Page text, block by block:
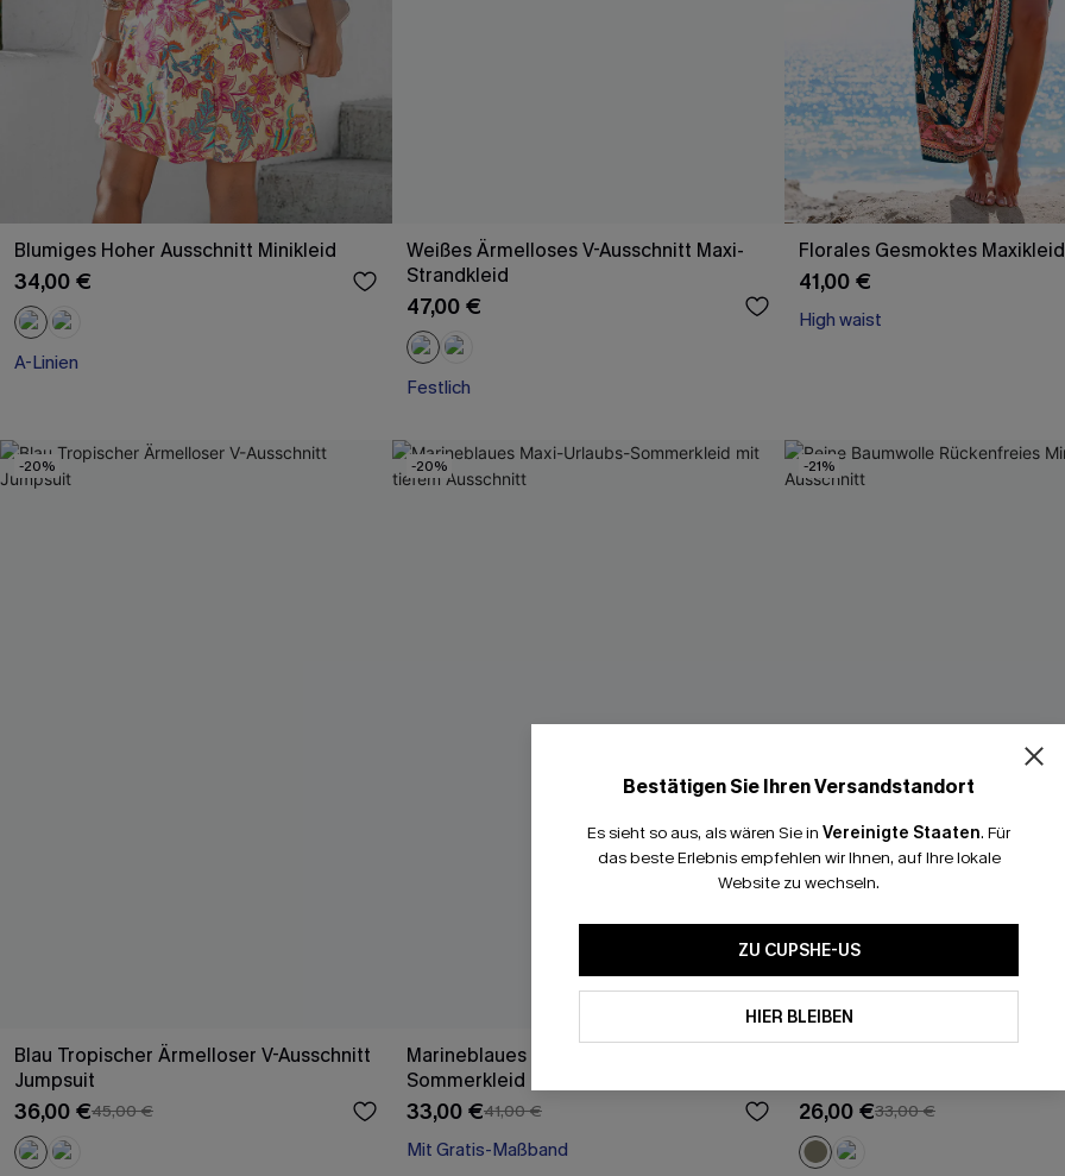
Blumiges Hoher Ausschnitt Minikleid
34,00 €
A-Linien
Weißes Ärmelloses V-Ausschnitt Maxi-
Strandkleid
47,00 €
Festlich
Florales Gesmoktes Maxikleid
41,00 €
High waist
-20%
Blau Tropischer Ärmelloser V-Ausschnitt
Jumpsuit
36,00 €45,00 €
-20%
Marineblaues Maxi-Urlaubs-
Sommerkleid mit tiefem Ausschnitt
33,00 €41,00 €
Mit Gratis-Maßband
-21%
26,00 €33,00 €
Bestätigen Sie Ihren Versandstandort
Es sieht so aus, als wären Sie in Vereinigte Staaten. Für
das beste Erlebnis empfehlen wir Ihnen, auf Ihre lokale
Website zu wechseln.
ZU CUPSHE-US
HIER BLEIBEN